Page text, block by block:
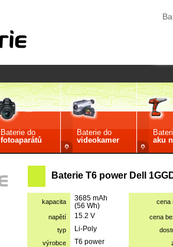
Baterie do
fotoaparátů
Baterie do
videokamer
aku
Baterie T6 power Dell
kapacita
3685 mAh
(56 Wh)
cena
napětí 15.2 V
cena
typ
Li-Poly
výrobce
T6 power